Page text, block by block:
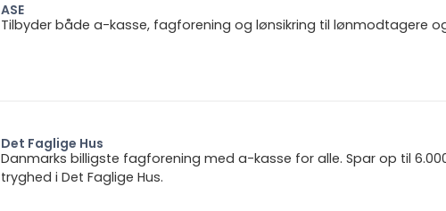
ASE
Tilbyder både a-kasse, fagforening og lønsikring til lønmodtagere
Det Faglige Hus
Danmarks billigste fagforening med a-kasse for alle. Spar op til
tryghed i Det Faglige Hus.